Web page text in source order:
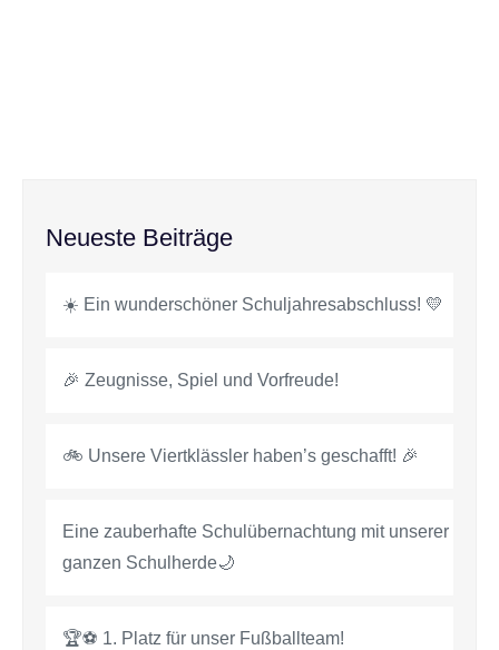
Neueste Beiträge
☀️ Ein wunderschöner Schuljahresabschluss! 💛
🎉 Zeugnisse, Spiel und Vorfreude!
🚲 Unsere Viertklässler haben’s geschafft! 🎉
Eine zauberhafte Schulübernachtung mit unserer
ganzen Schulherde🌙
🏆⚽ 1. Platz für unser Fußballteam!